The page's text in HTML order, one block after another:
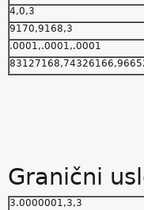
4,0,3
9170,9168,3
.0001,.0001,.0001
Granični
3.0000001,3,3